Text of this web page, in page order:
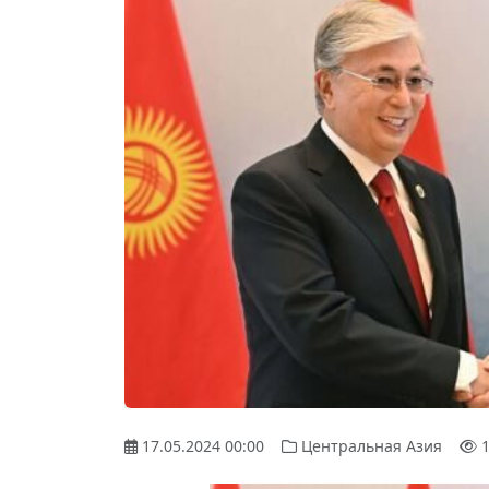
17.05.2024 00:00 Центральная Азия